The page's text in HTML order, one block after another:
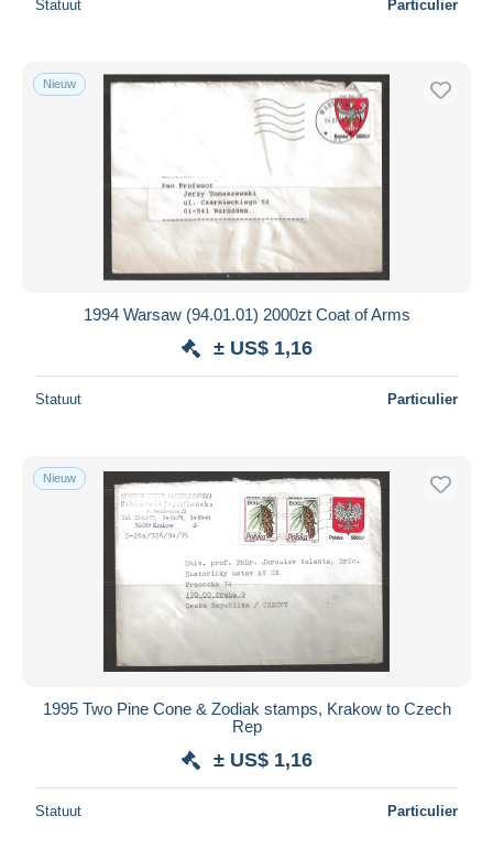
Statuut Particulier
Nieuw
1994 Warsaw (94.01.01) 2000zt Coat of Arms
± US$ 1,16
Statuut Particulier
Nieuw
1995 Two Pine Cone & Zodiak stamps, Krakow to Czech
Rep
± US$ 1,16
Statuut Particulier